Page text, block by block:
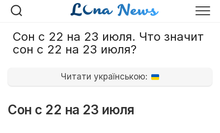
Перейти
Сон с 22 на 23 июля. Что значит
сон с 22 на 23 июля?
Читати українською:
Сон с 22 на 23 июля